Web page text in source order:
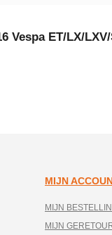
Vespa ET/LX/
MIJN
MIJN
MIJN